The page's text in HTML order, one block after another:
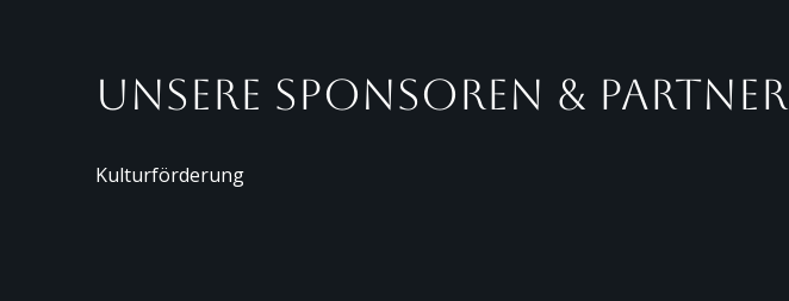
Unsere Sponsoren & Partner
Kulturförderung